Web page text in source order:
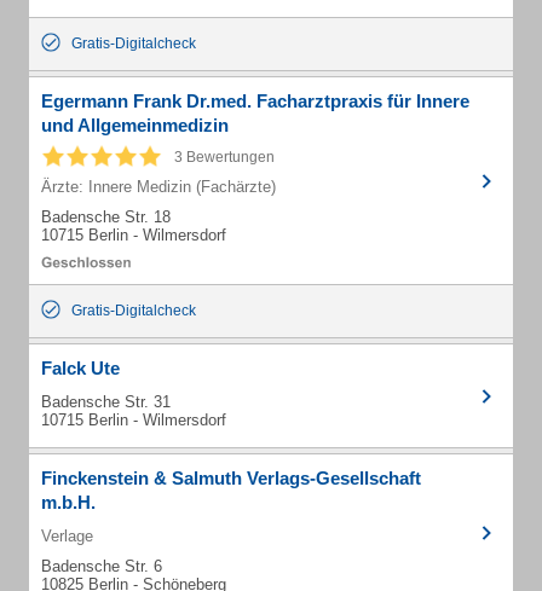
Gratis-Digitalcheck
Egermann Frank Dr.med. Facharztpraxis für Innere
und Allgemeinmedizin
3 Bewertungen
Ärzte: Innere Medizin (Fachärzte)
Badensche Str. 18
10715 Berlin - Wilmersdorf
Gratis-Digitalcheck
Falck Ute
Badensche Str. 31
10715 Berlin - Wilmersdorf
Finckenstein & Salmuth Verlags-Gesellschaft
m.b.H.
Verlage
Badensche Str. 6
10825 Berlin - Schöneberg